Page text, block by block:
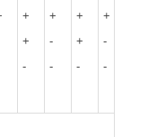
+
+
-
+
-
-
+
+
-
+
-
-